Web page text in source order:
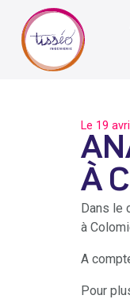
Le 19
À
Dans le
à
A
Pour